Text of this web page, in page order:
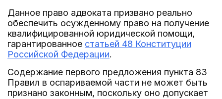
Данное право адвоката призвано реально
обеспечить осужденному право на получение
квалифицированной юридической помощи,
гарантированное статьей 48 Конституции
Российской Федерации.
Содержание первого предложения пункта 83
Правил в оспариваемой части не может быть
признано законным, поскольку оно допускает